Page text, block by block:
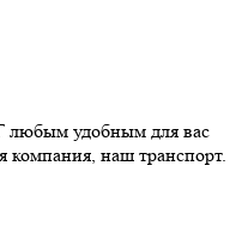
любым удобным для вас
компания, наш транспорт.